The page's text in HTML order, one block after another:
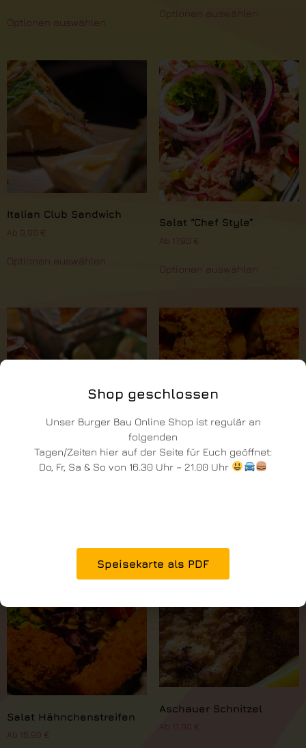
Optionen auswählen
Optionen auswählen
Italian Club Sandwich
Ab 9,90 €
Optionen auswählen
Salat “Chef Style”
Ab 17,90 €
Optionen auswählen
Big Stauwerk Wings Chick`n Fingers
Salat Hähnchenstreifen
Ab 16,90 €
Aschauer Schnitzel
Ab 11,90 €
Shop geschlossen
Unser Burger Bau Online Shop ist regulär an
folgenden
Tagen/Zeiten hier auf der Seite für Euch geöffnet:
Do, Fr, Sa & So von 16.30 Uhr – 21.00 Uhr
Speisekarte als PDF